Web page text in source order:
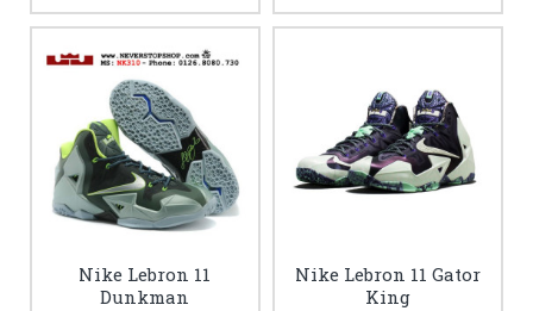
Nike Lebron 11
Dunkman
Nike Lebron 11 Gator
King